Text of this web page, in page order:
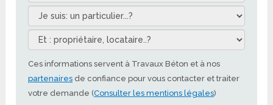
Ces informations servent à Travaux Béton et à nos
partenaires de confiance pour vous contacter et traiter
votre demande (Consulter les mentions légales)